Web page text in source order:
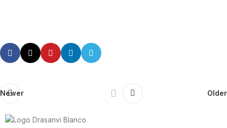
Newer Older